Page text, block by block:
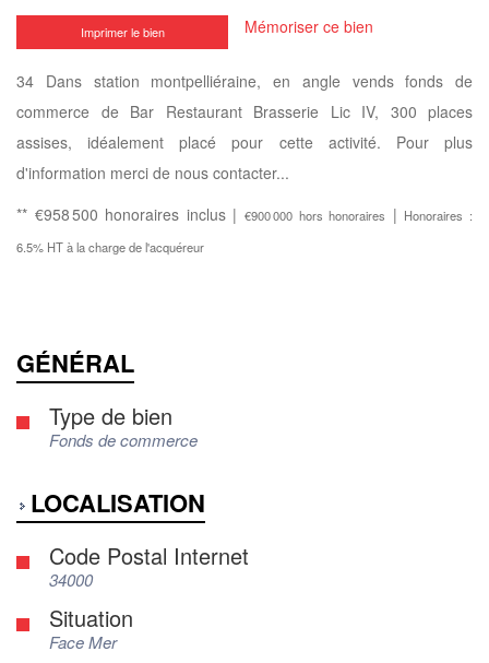
Imprimer le bien Mémoriser ce bien
34 Dans station montpelliéraine, en angle vends fonds de
commerce de Bar Restaurant Brasserie Lic IV, 300 places
assises, idéalement placé pour cette activité. Pour plus
d'information merci de nous contacter...
** €958 500 honoraires inclus |€900 000 hors honoraires | Honoraires :
6.5% HT à la charge de l'acquéreur
GÉNÉRAL
Type de bien
Fonds de commerce
LOCALISATION
Code Postal Internet
34000
Situation
Face Mer